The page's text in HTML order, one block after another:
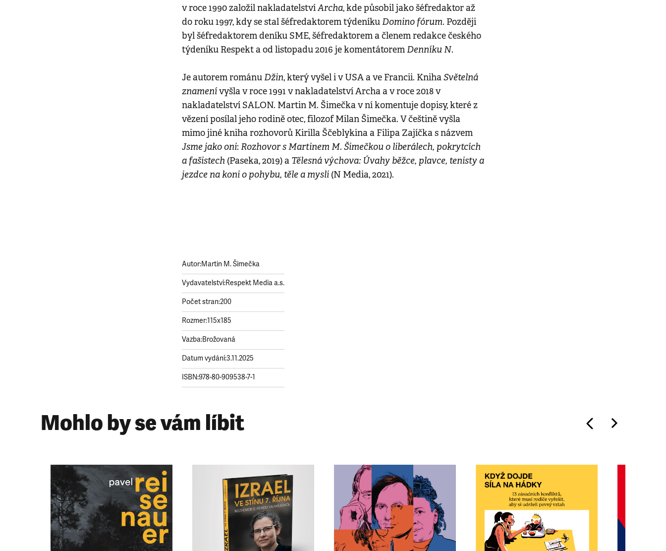
v roce 1990 založil nakladatelstvíArcha, kde působil jako šéfredaktor až
do roku 1997, kdy se stal šéfredaktorem týdeníkuDomino fórum. Později
byl šéfredaktorem deníku SME, šéfredaktorem a členem redakce českého
týdeníku Respekta od listopadu 2016 je komentátoremDenníku N.
Je autorem románuDžin, který vyšel i v USA a ve Francii. KnihaSvětelná
znamenívyšla v roce 1991 v nakladatelstvíArchaa v roce 2018 v
nakladatelství SALON. Martin M. Šimečka v ní komentuje dopisy, které z
vězení posílal jeho rodině otec, filozof Milan Šimečka. V češtině vyšla
mimo jiné kniha rozhovorů Kirilla Ščeblykina a Filipa Zajíčka s názvem
Jsme jako oni: Rozhovor s Martinem M. Šimečkou o liberálech, pokrytcích
a fašistech (Paseka, 2019)a Tělesná výchova: Úvahy běžce, plavce, tenisty a
jezdce na koni o pohybu, těle a mysli (N Media, 2021).
Autor:Martin M. Šimečka
Vydavatelství:Respekt Media a.s.
Počet stran:200
Rozmer:115x185
Vazba:Brožovaná
Datum vydání:3.11.2025
ISBN:978-80-909538-7-1
Mohlo by se vám líbit